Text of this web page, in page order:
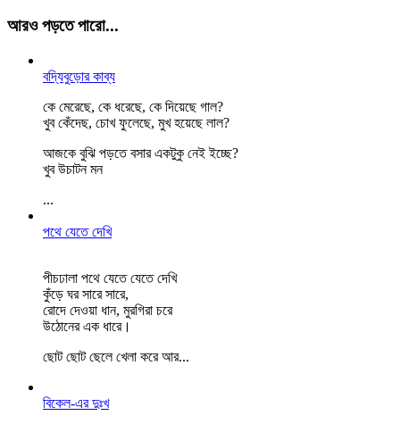
আরও পড়তে পারো...
বদ্যিবুড়োর কাব্য
কে মেরেছে, কে ধরেছে, কে দিয়েছে গাল?
খুব কেঁদেছ, চোখ ফুলেছে, মুখ হয়েছে লাল?
আজকে বুঝি পড়তে বসার একটুকু নেই ইচ্ছে?
খুব উচাটন মন
...
পথে যেতে দেখি
পীচঢালা পথে যেতে যেতে দেখি
কুঁড়ে ঘর সারে সারে,
রোদে দেওয়া ধান, মুরগিরা চরে
উঠোনের এক ধারে।
ছোট ছোট ছেলে খেলা করে আর...
বিকেল-এর দুঃখ